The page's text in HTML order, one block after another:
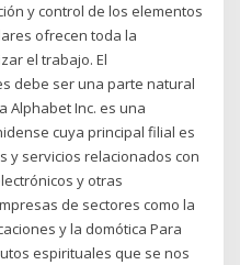
y control de los elementos
ofrecen toda la
el trabajo. El
debe ser una parte natural
Alphabet Inc. es una
cuya principal filial es
y servicios relacionados con
y otras
de sectores como la
y la domótica Para
espirituales que se nos